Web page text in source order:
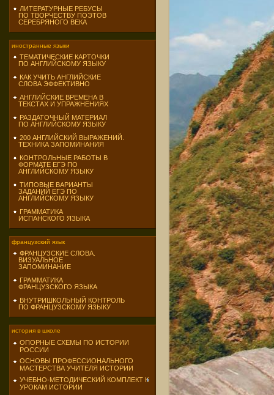
ЛИТЕРАТУРНЫЕ РЕБУСЫ
ПО ТВОРЧЕСТВУ ПОЭТОВ
СЕРЕБРЯНОГО ВЕКА
иностранные языки
ТЕМАТИЧЕСКИЕ КАРТОЧКИ
ПО АНГЛИЙСКОМУ ЯЗЫКУ
КАК УЧИТЬ АНГЛИЙСКИЕ
СЛОВА ЭФФЕКТИВНО
АНГЛИЙСКИЕ ВРЕМЕНА В
ТЕКСТАХ И УПРАЖНЕНИЯХ
РАЗДАТОЧНЫЙ МАТЕРИАЛ
ПО АНГЛИЙСКОМУ ЯЗЫКУ
200 АНГЛИЙСКИЙ ВЫРАЖЕНИЙ.
ТЕХНИКА ЗАПОМИНАНИЯ
КОНТРОЛЬНЫЕ РАБОТЫ В
ФОРМАТЕ ЕГЭ ПО
АНГЛИЙСКОМУ ЯЗЫКУ
ТИПОВЫЕ ВАРИАНТЫ
ЗАДАНИЙ ЕГЭ ПО
АНГЛИЙСКОМУ ЯЗЫКУ
ГРАММАТИКА
ИСПАНСКОГО ЯЗЫКА
французский язык
ФРАНЦУЗСКИЕ СЛОВА.
ВИЗУАЛЬНОЕ
ЗАПОМИНАНИЕ
ГРАММАТИКА
ФРАНЦУЗСКОГО ЯЗЫКА
ВНУТРИШКОЛЬНЫЙ КОНТРОЛЬ
ПО ФРАНЦУЗСКОМУ ЯЗЫКУ
история в школе
ОПОРНЫЕ СХЕМЫ ПО ИСТОРИИ
РОССИИ
ОСНОВЫ ПРОФЕССИОНАЛЬНОГО
МАСТЕРСТВА УЧИТЕЛЯ ИСТОРИИ
УЧЕБНО-МЕТОДИЧЕСКИЙ КОМПЛЕКТ К
УРОКАМ ИСТОРИИ